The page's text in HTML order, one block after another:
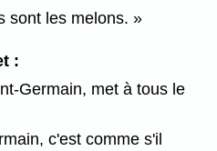
sont les melons.
:
Germain, met à tous le
c'est comme s'il